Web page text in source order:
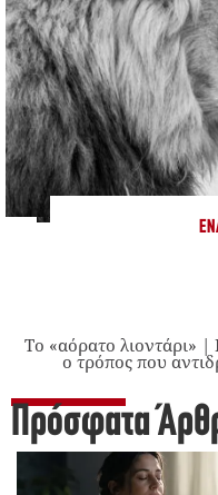
Το «αόρατο λιοντάρι» |
ο τρόπος που
Πρόσφατα